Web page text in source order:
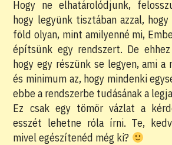
Hogy ne elhatárolódjunk,
hogy legyünk tisztában azzal,
föld olyan, mint amilyenné mi,
építsünk egy rendszert. De
hogy egy részünk se legyen, ami
és minimum az, hogy mindenki
ebbe a rendszerbe tudásának a
Ez csak egy tömör vázlat a
esszét lehetne róla írni. Te,
mivel egészítenéd még ki?